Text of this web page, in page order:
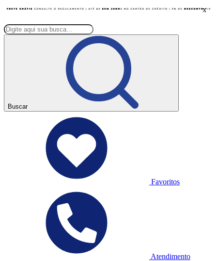
x
Buscar
Favoritos
Atendimento